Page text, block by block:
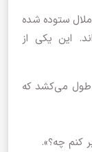
ستوده شده
این یکی از
طول می‌کشد که
کنم چه؟».